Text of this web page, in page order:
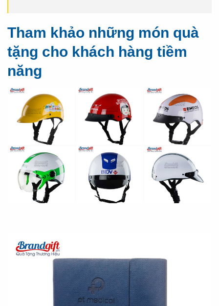
Tham khảo những món quà
tặng cho khách hàng tiềm
năng